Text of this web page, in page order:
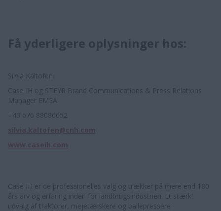
Få yderligere oplysninger hos:
Silvia Kaltofen
Case IH og STEYR Brand Communications & Press Relations
Manager EMEA
+43 676 88086652
Case IH er de professionelles valg og trækker på mere end 180
års arv og erfaring inden for landbrugsindustrien. Et stærkt
udvalg af traktorer, mejetærskere og ballepressere